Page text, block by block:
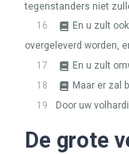
tegenstanders niet
16
En u zult
overgeleverd worden,
17
En u zult
18
Maar er zal
19
Door uw
De grote